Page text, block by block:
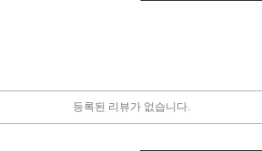
등록된 리뷰가 없습니다.